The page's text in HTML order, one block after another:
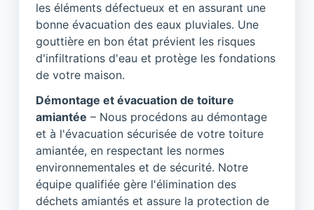
les éléments défectueux et en assurant une
bonne évacuation des eaux pluviales. Une
gouttière en bon état prévient les risques
d'infiltrations d'eau et protège les fondations
de votre maison.
Démontage et évacuation de toiture
amiantée – Nous procédons au démontage
et à l'évacuation sécurisée de votre toiture
amiantée, en respectant les normes
environnementales et de sécurité. Notre
équipe qualifiée gère l'élimination des
déchets amiantés et assure la protection de